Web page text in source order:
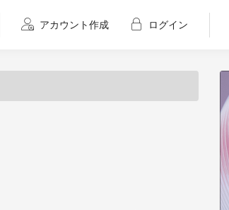
アカウント作成 ログイン